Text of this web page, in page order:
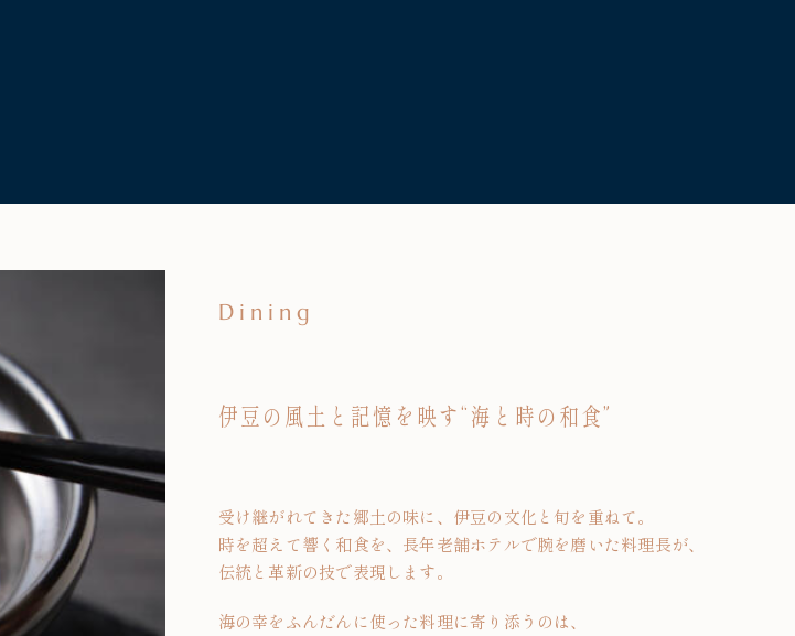
Dining
伊豆の風土と記憶を映す“海と時の和食”
受け継がれてきた郷土の味に、伊豆の文化と旬を重ねて。
時を超えて響く和食を、長年老舗ホテルで腕を磨いた料理長が、
伝統と革新の技で表現します。
海の幸をふんだんに使った料理に寄り添うのは、